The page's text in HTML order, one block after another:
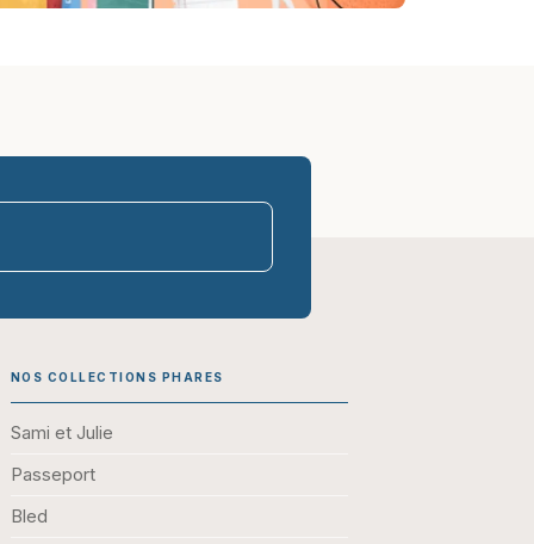
NOS COLLECTIONS PHARES
Sami et Julie
Passeport
Bled